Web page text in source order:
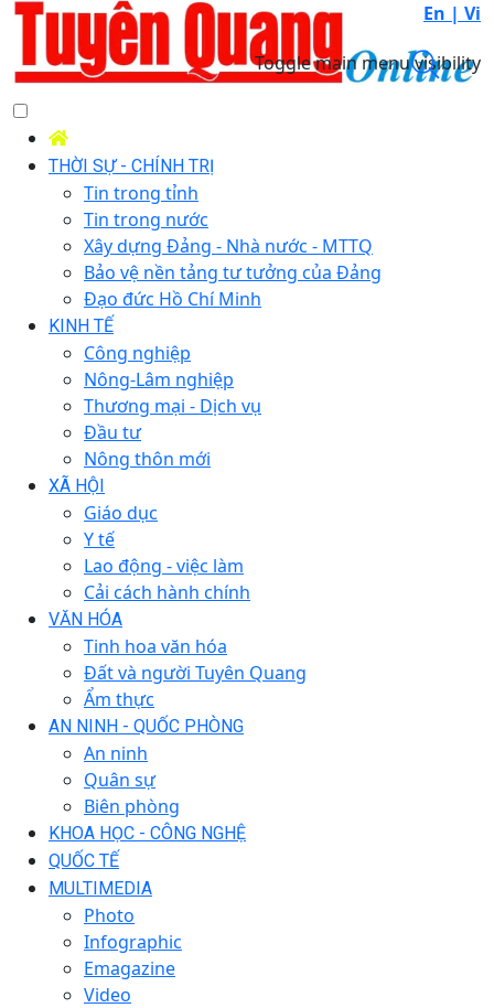
En | Vi
Toggle main menu visibility
THỜI SỰ - CHÍNH TRỊ
Tin trong tỉnh
Tin trong nước
Xây dựng Đảng - Nhà nước - MTTQ
Bảo vệ nền tảng tư tưởng của Đảng
Đạo đức Hồ Chí Minh
KINH TẾ
Công nghiệp
Nông-Lâm nghiệp
Thương mại - Dịch vụ
Đầu tư
Nông thôn mới
XÃ HỘI
Giáo dục
Y tế
Lao động - việc làm
Cải cách hành chính
VĂN HÓA
Tinh hoa văn hóa
Đất và người Tuyên Quang
Ẩm thực
AN NINH - QUỐC PHÒNG
An ninh
Quân sự
Biên phòng
KHOA HỌC - CÔNG NGHỆ
QUỐC TẾ
MULTIMEDIA
Photo
Infographic
Emagazine
Video